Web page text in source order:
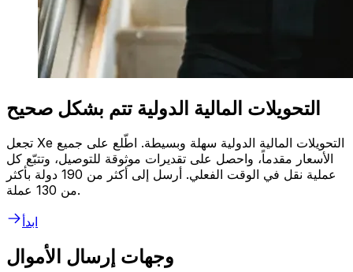
التحويلات المالية الدولية تتم بشكل صحيح
تجعل Xe التحويلات المالية الدولية سهلة وبسيطة. اطّلع على جميع
الأسعار مقدماً، واحصل على تقديرات موثوقة للتوصيل، وتتبّع كل
عملية نقل في الوقت الفعلي. أرسل إلى أكثر من 190 دولة بأكثر
من 130 عملة.
ابدأ
وجهات إرسال الأموال